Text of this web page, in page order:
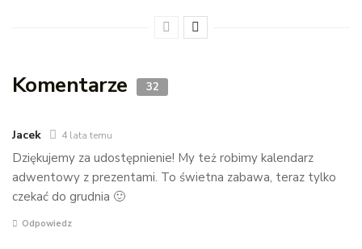
Komentarze 32
Jacek 4 lata temu
Dziękujemy za udostępnienie! My też robimy kalendarz
adwentowy z prezentami. To świetna zabawa, teraz tylko
czekać do grudnia 🙂
Odpowiedz